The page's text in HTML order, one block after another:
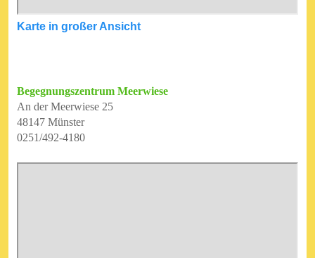
Karte in großer Ansicht
Begegnungszentrum Meerwiese
An der Meerwiese 25
48147 Münster
0251/492-4180